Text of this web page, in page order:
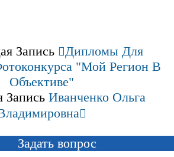
Запись
Дипломы Для
"мой Регион В
Объективе"
Запись Иванченко Ольга
Задать вопрос